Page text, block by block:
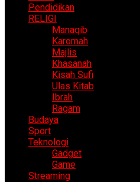
Pendidikan
RELIGI
Manaqib
Karomah
Majlis
Khasanah
Kisah Sufi
Ulas Kitab
Ibrah
Ragam
Budaya
Sport
Teknologi
Gadget
Game
Streaming